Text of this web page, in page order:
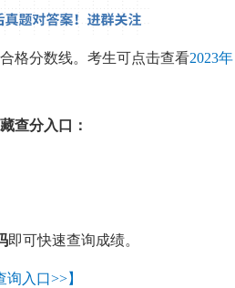
格分数线。考生可点击查看2023年
查分入口：
即可快速查询成绩。
入口>>】